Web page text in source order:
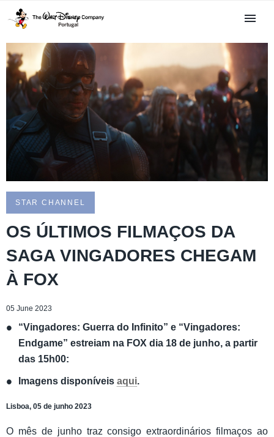
STAR CHANNEL
OS ÚLTIMOS FILMAÇOS DA
SAGA VINGADORES CHEGAM
À FOX
05 June 2023
“Vingadores: Guerra do Infinito” e “Vingadores:
Endgame” estreiam na FOX dia 18 de junho, a partir
das 15h00:
Imagens disponíveis aqui.
Lisboa, 05 de junho 2023
O mês de junho traz consigo extraordinários filmaços ao